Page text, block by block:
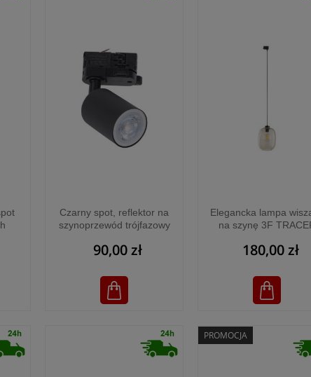
Czarny spot, reflektor na
szynoprzewód trójfazowy
- 4850
90,00 zł
Elegancka lampa
na szynę 3F
180,00 zł
PROMOCJA